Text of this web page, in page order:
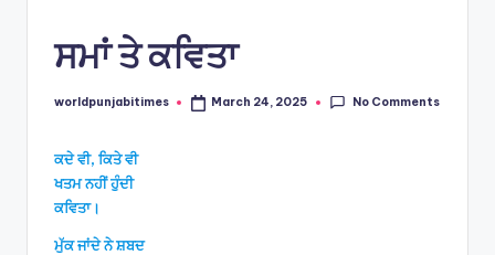
ਸਮਾਂ ਤੇ ਕਵਿਤਾ
Posted
worldpunjabitimes March 24, 2025 No Comments
ਕਦੇ ਵੀ, ਕਿਤੇ ਵੀ
ਖਤਮ ਨਹੀਂ ਹੁੰਦੀ
ਕਵਿਤਾ।
ਮੁੱਕ ਜਾਂਦੇ ਨੇ ਸ਼ਬਦ